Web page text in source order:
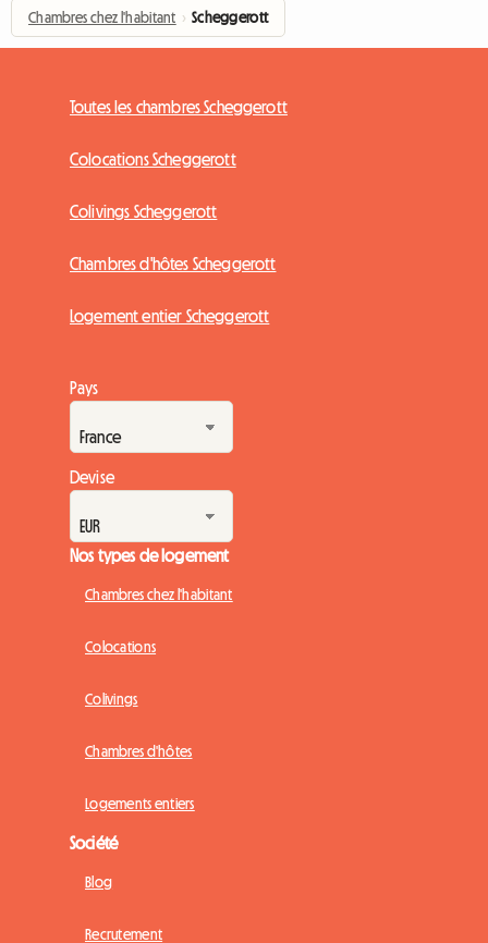
Chambres chez l'habitant › Scheggerott
Toutes les chambres Scheggerott
Colocations Scheggerott
Colivings Scheggerott
Chambres d'hôtes Scheggerott
Logement entier Scheggerott
Pays
Devise
Nos types de logement
Chambres chez l'habitant
Colocations
Colivings
Chambres d'hôtes
Logements entiers
Société
Blog
Recrutement